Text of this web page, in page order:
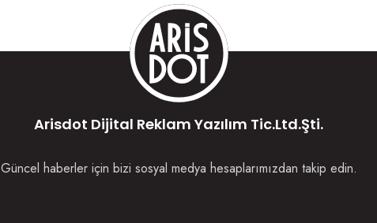
Arisdot Dijital Reklam Yazılım Tic.Ltd.Şti.
Güncel haberler için bizi sosyal medya hesaplarımızdan takip edin.